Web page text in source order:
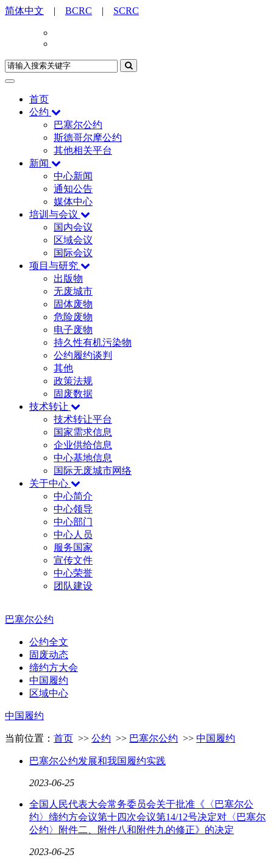
简体中文 | BCRC | SCRC
首页
公约
巴塞尔公约
斯德哥尔摩公约
其他相关平台
新闻
中心新闻
通知公告
媒体中心
培训与会议
国内会议
区域会议
国际会议
项目与研究
出版物
无废城市
固体废物
危险废物
电子废物
持久性有机污染物
公约履约谈判
其他
政策法规
固废数据
技术转让
技术转让平台
国家需求信息
企业供给信息
中心基地信息
国际无废城市网络
关于中心
中心简介
中心领导
中心部门
中心人员
服务国家
宣传文件
中心荣誉
团队建设
巴塞尔公约
公约全文
固废动态
缔约方大会
中国履约
区域中心
中国履约
当前位置： 首页 >> 公约 >> 巴塞尔公约 >> 中国履约
巴塞尔公约发展和我国履约实践
2023-06-25
全国人民代表大会常务委员会关于批准《〈巴塞尔公
约〉缔约方会议第十四次会议第14/12号决定对〈巴塞尔
公约〉附件二、附件八和附件九的修正》的决定
2023-06-25